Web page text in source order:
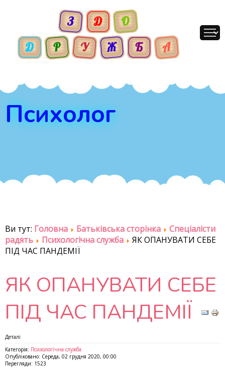
Психолог
Ви тут: Головна Батьківська сторінка
Спеціалісти
радять
Психологічна служба
ЯК ОПАНУВАТИ СЕБЕ
ПІД ЧАС ПАНДЕМІЇ
ЯК ОПАНУВАТИ СЕБЕ
ПІД ЧАС ПАНДЕМІЇ
Деталі
Категорія: Психологічна служба
Опубліковано: Середа, 02 грудня 2020, 00:00
Перегляди: 1523